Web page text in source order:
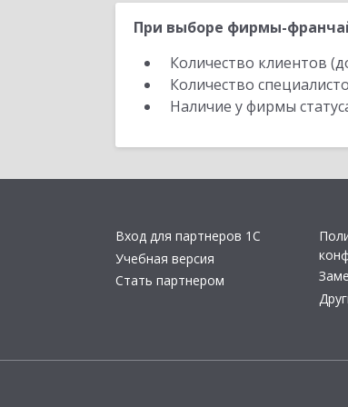
При выборе фирмы-
Количество клиентов
Количество
Наличие у фирмы
Вход для партнеров 1С
Учебная версия
Стать партнером